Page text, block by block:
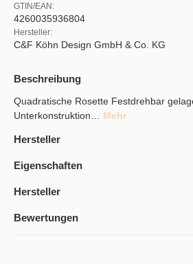
GTIN/EAN:
4260035936804
Hersteller:
C&F Köhn Design GmbH & Co. KG
Beschreibung
Quadratische Rosette Festdrehbar
Unterkonstruktion… Mehr
Hersteller
Eigenschaften
Hersteller
Bewertungen